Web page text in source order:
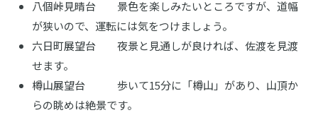
八個峠見晴台 景色を楽しみたいところですが、道幅
が狭いので、運転には気をつけましょう。
六日町展望台 夜景と見通しが良ければ、佐渡を見渡
せます。
樽山展望台 歩いて15分に「樽山」があり、山頂か
らの眺めは絶景です。